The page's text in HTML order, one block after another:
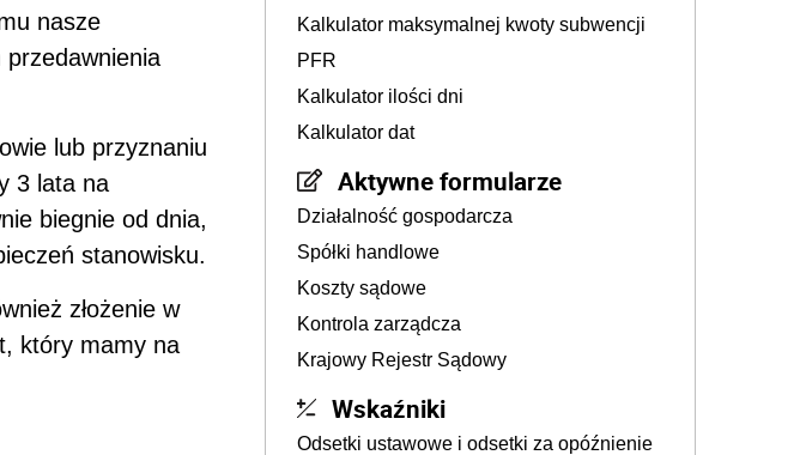
nasze
przedawnienia
lub przyznaniu
3 lata na
biegnie od dnia,
stanowisku.
złożenie w
który mamy na
Kalkulator maksymalnej kwoty subwencji
PFR
Kalkulator ilości dni
Kalkulator dat
Aktywne formularze
Działalność gospodarcza
Spółki handlowe
Koszty sądowe
Kontrola zarządcza
Krajowy Rejestr Sądowy
Wskaźniki
Odsetki ustawowe i odsetki za opóźnienie